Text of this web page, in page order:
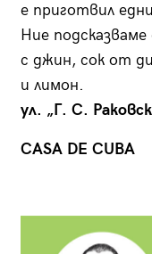
е приготвил
Ние
с джин, сок от
и лимон.
ул. „Г. С.
CASA DE CUBA